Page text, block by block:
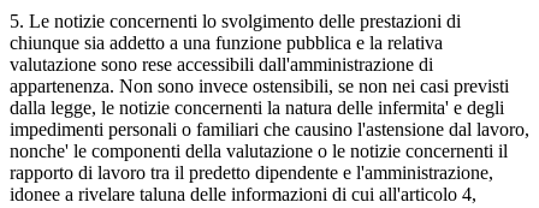
5. Le notizie concernenti lo svolgimento delle prestazioni di
chiunque sia addetto a una funzione pubblica e la relativa
valutazione sono rese accessibili dall'amministrazione di
appartenenza. Non sono invece ostensibili, se non nei casi previsti
dalla legge, le notizie concernenti la natura delle infermita' e degli
impedimenti personali o familiari che causino l'astensione dal lavoro,
nonche' le componenti della valutazione o le notizie concernenti il
rapporto di lavoro tra il predetto dipendente e l'amministrazione,
idonee a rivelare taluna delle informazioni di cui all'articolo 4,